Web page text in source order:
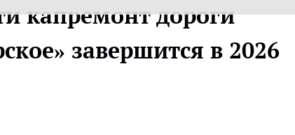
капремонт дороги
завершится в 2026